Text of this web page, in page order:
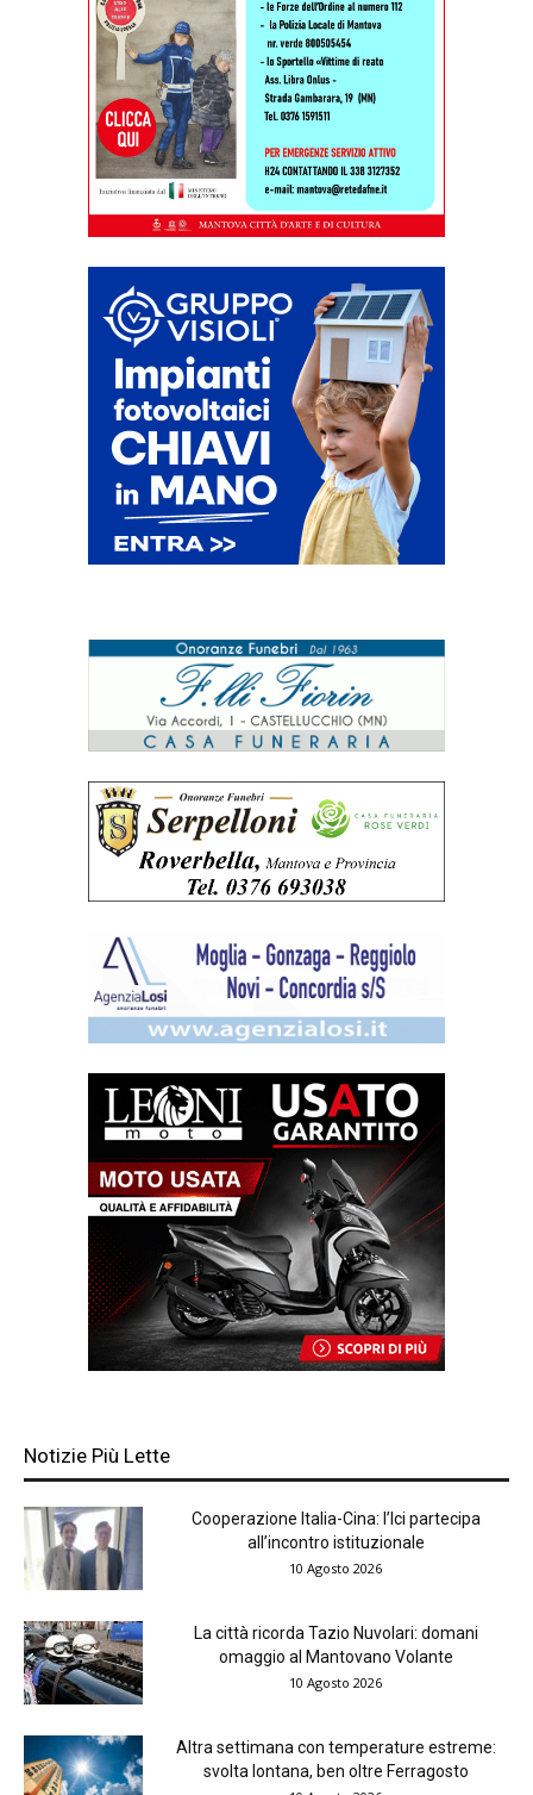
Notizie Più Lette
Cooperazione Italia-Cina: l’Ici partecipa
all’incontro istituzionale
10 Agosto 2026
La città ricorda Tazio Nuvolari: domani
omaggio al Mantovano Volante
10 Agosto 2026
Altra settimana con temperature estreme:
svolta lontana, ben oltre Ferragosto